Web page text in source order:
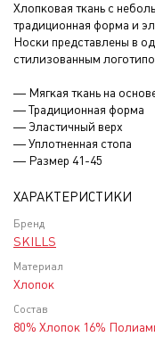
Хлопковая ткань с
традиционная форма и
Носки представлены в
стилизованным
— Мягкая ткань на
— Традиционная форма
— Эластичный верх
— Уплотненная стопа
— Размер 41-45
ХАРАКТЕРИСТИКИ
Бренд
SKILLS
Материал
Хлопок
Состав
80% Хлопок 16%